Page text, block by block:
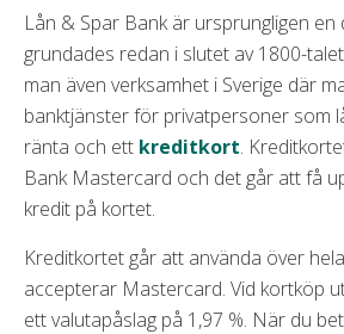
Lån & Spar Bank är ursprungligen en
grundades redan i slutet av 1800-
man även verksamhet i Sverige där
banktjänster för privatpersoner som
ränta och ett kreditkort.
Bank Mastercard och det går att få
kredit på kortet.
Kreditkortet går att använda över
accepterar Mastercard. Vid kortköp
ett valutapåslag på 1,97 %. När du